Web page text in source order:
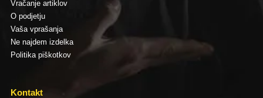
Vračanje artiklov
O podjetju
Vaša vprašanja
Ne najdem izdelka
Politika piškotkov
Kontakt